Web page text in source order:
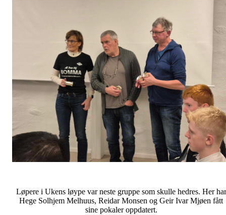
Løpere i Ukens løype var neste gruppe som skulle hedres. Her har
Hege Solhjem Melhuus, Reidar Monsen og Geir Ivar Mjøen fått
sine pokaler oppdatert.